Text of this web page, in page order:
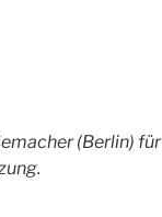
(Berlin) für